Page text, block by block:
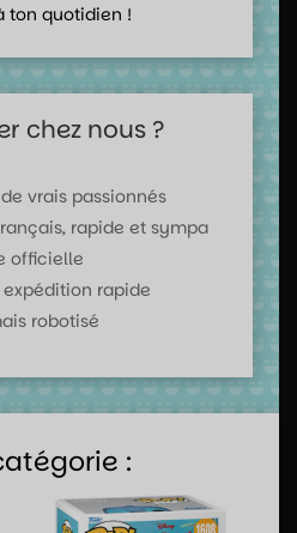
ton quotidien !
chez nous ?
vrais passionnés
rapide et sympa
officielle
rapide
robotisé
: